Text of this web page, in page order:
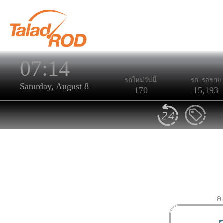
07:14
Saturday, August 8
รถใหม่วันนี้
170
รถ_รอขาย
15,193
ค